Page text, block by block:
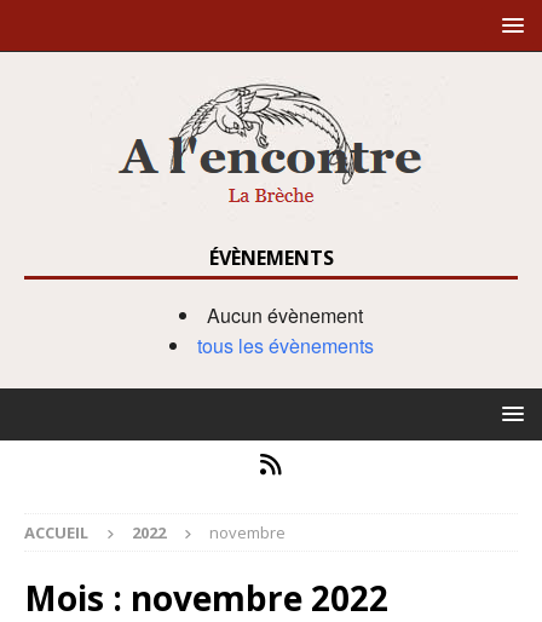
ÉVÈNEMENTS
Aucun évènement
tous les évènements
ACCUEIL 2022 novembre
Mois : novembre 2022